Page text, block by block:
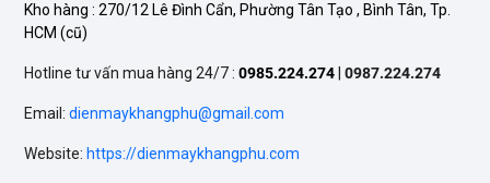
TurboWash3D: Giặt sạch mạnh mẽ trong 3 chiều
Công nghệTurboWash3Dlà bí quyết giúp chiếc máy 25 kg
Đánh bật các vết bẩn cứng đầu
Kho hàng : 270/12 Lê Đình Cẩn, Phường Tân Tạo , Bình Tân, Tp.
HCM (cũ)
Hotline tư vấn mua hàng 24/7 : 0985.224.274 0987.224.274
Email: dienmaykhangphu@gmail.com
Website: https://dienmaykhangphu.com